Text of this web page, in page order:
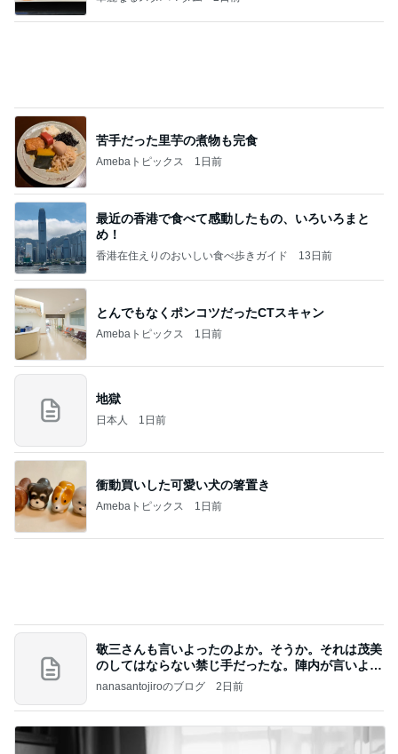
苦手だった里芋の煮物も完食
Amebaトピックス 1日前
最近の香港で食べて感動したもの、いろいろまと
め！
香港在住えりのおいしい食べ歩きガイド 13日前
とんでもなくポンコツだったCTスキャン
Amebaトピックス 1日前
地獄
日本人 1日前
衝動買いした可愛い犬の箸置き
Amebaトピックス 1日前
敬三さんも言いよったのよか。そうか。それは茂美
のしてはならない禁じ手だったな。陣内が言いよる
のよ
nanasantojiroのブログ 2日前